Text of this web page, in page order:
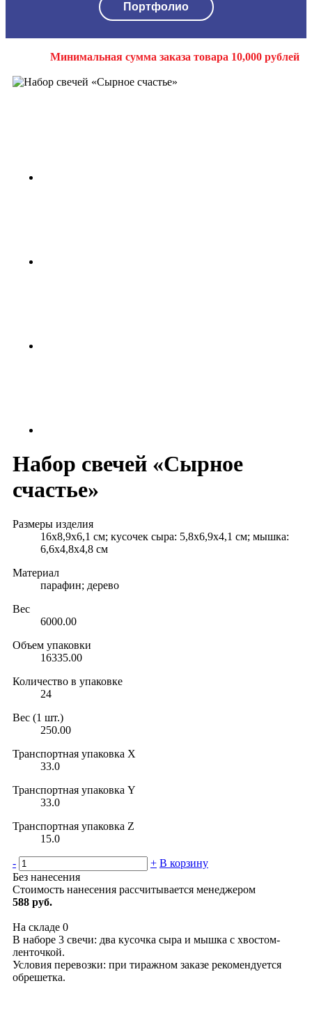
Портфолио
Минимальная сумма заказа товара 10,000 рублей
Набор свечей «Сырное
счастье»
Размеры изделия
16х8,9х6,1 см; кусочек сыра: 5,8х6,9х4,1 см; мышка:
6,6х4,8х4,8 см
Материал
парафин; дерево
Вес
6000.00
Объем упаковки
16335.00
Количество в упаковке
24
Вес (1 шт.)
250.00
Транспортная упаковка X
33.0
Транспортная упаковка Y
33.0
Транспортная упаковка Z
15.0
- + В корзину
Без нанесения
Стоимость нанесения рассчитывается менеджером
588 руб.
На складе 0
В наборе 3 свечи: два кусочка сыра и мышка с хвостом-
ленточкой.
Условия перевозки: при тиражном заказе рекомендуется
обрешетка.